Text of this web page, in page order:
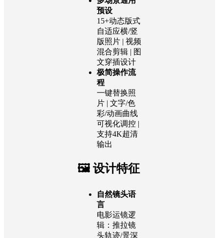
预设
15+动态版式
自适应横/竖
版照片 | 视频
混合剪辑 | 图
文穿插设计
极简操作流
程
一键替换照
片 | 文字/色
彩/动画曲线
可视化调控 |
支持4K超清
输出
🖼️ 设计特征
自然镜头语
言
电影运镜逻
辑：推拉镜
头轨迹/景深